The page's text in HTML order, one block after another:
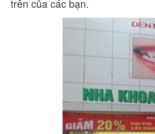
trên của các bạn.